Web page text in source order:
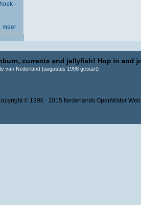
-
meer
currents and jellyfish! Hop in and
van Nederland (augustus 1998 gestart)
© 1998 - 2015 Nederlands OpenWater